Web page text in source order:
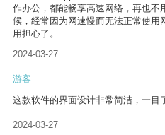
作办公，都能畅享高速网络，再也不
候，经常因为网速慢而无法正常使用
用担心了。
2024-03-27
游客
这款软件的界面设计非常简洁，一目
2024-03-27